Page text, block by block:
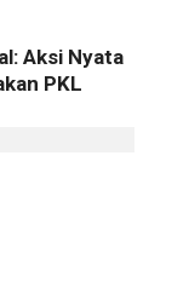
Aksi Nyata
PKL